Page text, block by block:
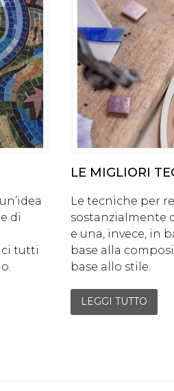
di
tutti
LE MIGLIORI
Le tecniche per
sostanzialmente
e una, invece, in
base alla
base allo stile.
LEGGI TUTTO